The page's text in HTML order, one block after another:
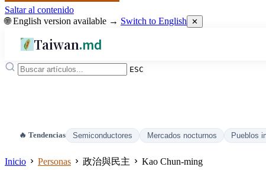
Saltar al contenido
🌐 English version available → Switch to English ✕
Taiwan.md
ESC
🔥 Tendencias Semiconductores Mercados nocturnos Pueblos
Inicio Personas 政治與民主 Kao Chun-ming